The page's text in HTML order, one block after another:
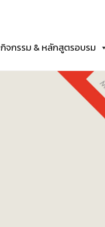
กิจกรรม & หลักสูตรอบรม